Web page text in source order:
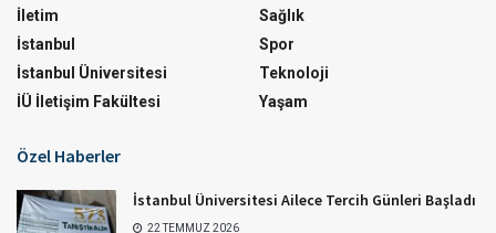
İletim
İstanbul
İstanbul Üniversitesi
İÜ İletişim Fakültesi
Sağlık
Spor
Teknoloji
Yaşam
Özel Haberler
İstanbul Üniversitesi Ailece Tercih Günleri Başladı
22 TEMMUZ 2026